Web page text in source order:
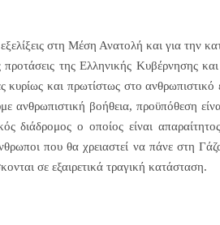
στη Μέση Ανατολή και για την
της Ελληνικής Κυβέρνησης
κυρίως και πρωτίστως στο ανθρωπιστικό
βοήθεια, προϋπόθεση
διάδρομος ο οποίος είναι
που θα χρειαστεί να πάνε στη
σε εξαιρετικά τραγική κατάσταση.